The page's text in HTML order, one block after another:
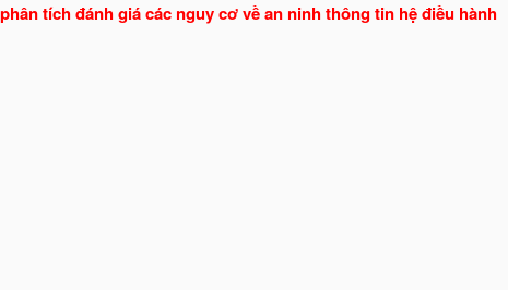
tích đánh giá các nguy cơ về an ninh thông tin hệ điều hành